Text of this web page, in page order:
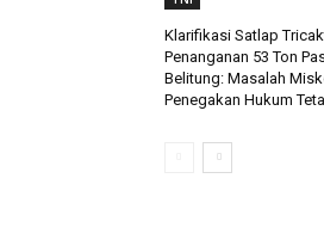
Klarifikasi Satlap
Penanganan 53 Ton
Belitung: Masalah
Penegakan Hukum